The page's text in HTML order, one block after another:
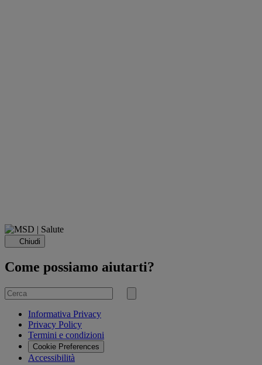
Chiudi
Come possiamo aiutarti?
Cerca
per
Invia
Informativa Privacy
Privacy Policy
Termini e condizioni
Cookie Preferences
Accessibilità